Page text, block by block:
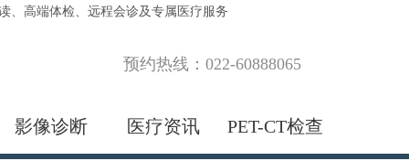
、高端体检、远程会诊及专属医疗服务
影像诊断 医疗资讯 PET-CT检查
预约热线：022-60888065